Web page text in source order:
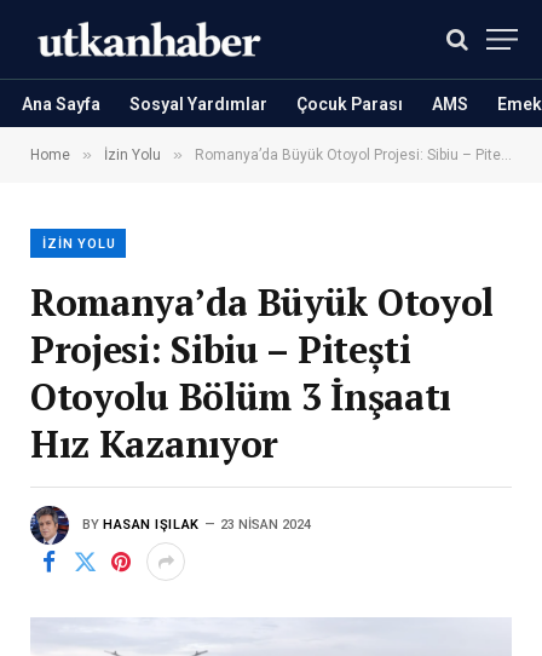
Ana Sayfa Sosyal Yardımlar Çocuk Parası AMS
Home » İzin Yolu » Romanya’da Büyük Otoyol Projesi: Sibiu – Pitești Otoyolu Bölüm 3 İnşaatı Hız Kazanıyor
İZIN YOLU
Romanya’da Büyük Otoyol
Projesi: Sibiu – Pitești
Otoyolu Bölüm 3 İnşaatı
Hız Kazanıyor
BY HASAN IŞILAK 23 NISAN 2024